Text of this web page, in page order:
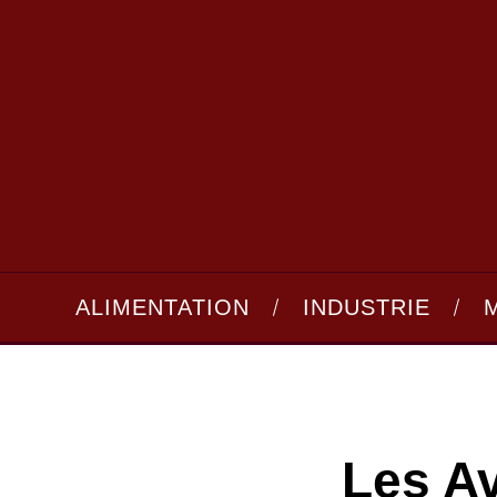
ALIMENTATION INDUSTRIE
Les